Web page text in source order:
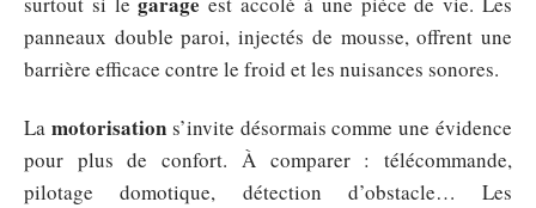
panneaux double paroi, injectés de mousse, offrent une
barrière efficace contre le froid et les nuisances sonores.
La motorisations’invite désormais comme une évidence
pour plus de confort. À comparer : télécommande,
pilotage domotique, détection d’obstacle… Les